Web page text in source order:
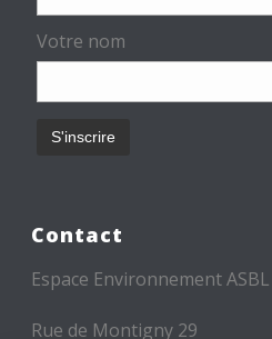
Votre nom
Contact
Espace Environnement ASBL
Rue de Montigny 29